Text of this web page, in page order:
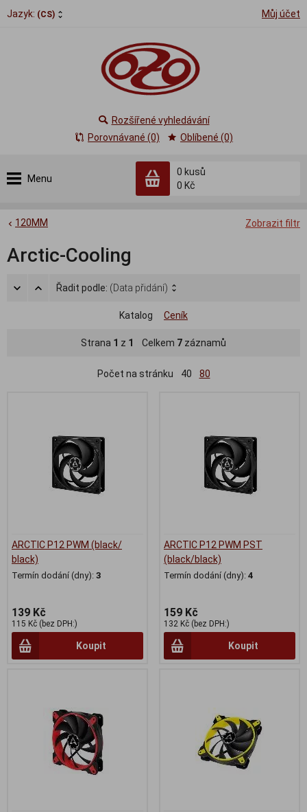
Jazyk: (CS) Můj účet
Menu
0 kusů
0 Kč
Rozšířené vyhledávání
Porovnávané (0)
Oblíbené (0)
Zobrazit filtr
120MM
Arctic-Cooling
Řadit podle: (Data přidání)
Katalog Ceník
Strana 1 z 1 Celkem 7 záznamů
Počet na stránku 40 80
ARCTIC P12 PWM (black/
black)
Termín dodání (dny): 3
139 Kč
115 Kč (bez DPH:)
Koupit
ARCTIC P12 PWM PST
(black/black)
Termín dodání (dny): 4
159 Kč
132 Kč (bez DPH:)
Koupit